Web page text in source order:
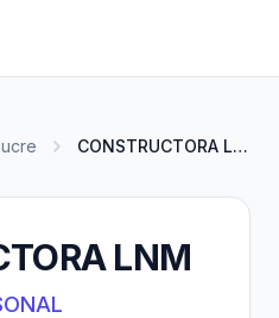
CONSTRUCTORA LNM
LNM